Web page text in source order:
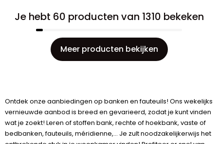
Je hebt 60 producten van 1310 bekeken
Meer producten bekijken
Ontdek onze aanbiedingen op banken en fauteuils! Ons wekelijks
vernieuwde aanbod is breed en gevarieerd, zodat je kunt vinden
wat je zoekt! Leren of stoffen bank, rechte of hoekbank, vaste of
bedbanken, fauteuils, méridienne,... Je zult noodzakelijkerwijs het